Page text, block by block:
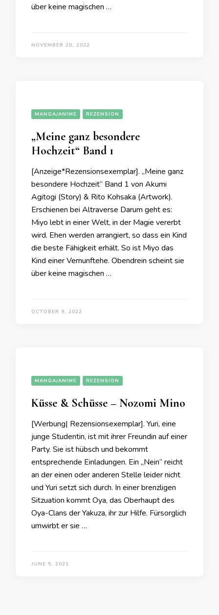
über keine magischen …
NOVEMBER 20, 2022
MANGA/ANIME REZENSION
„Meine ganz besondere
Hochzeit“ Band 1
[Anzeige*Rezensionsexemplar]. „Meine ganz
besondere Hochzeit“ Band 1 von Akumi
Agitogi (Story) & Rito Kohsaka (Artwork).
Erschienen bei Altraverse Darum geht es:
Miyo lebt in einer Welt, in der Magie vererbt
wird. Ehen werden arrangiert, so dass ein Kind
die beste Fähigkeit erhält. So ist Miyo das
Kind einer Vernunftehe. Obendrein scheint sie
über keine magischen …
OCTOBER 9, 2022
MANGA/ANIME REZENSION
Küsse & Schüsse – Nozomi Mino
[Werbung| Rezensionsexemplar]. Yuri, eine
junge Studentin, ist mit ihrer Freundin auf einer
Party. Sie ist hübsch und bekommt
entsprechende Einladungen. Ein „Nein“ reicht
an der einen oder anderen Stelle leider nicht
und Yuri setzt sich durch. In einer brenzligen
Sitzuation kommt Oya, das Oberhaupt des
Oya-Clans der Yakuza, ihr zur Hilfe. Fürsorglich
umwirbt er sie …
JUNE 5, 2021